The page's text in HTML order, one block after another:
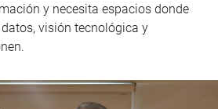
y necesita espacios donde
visión tecnológica y